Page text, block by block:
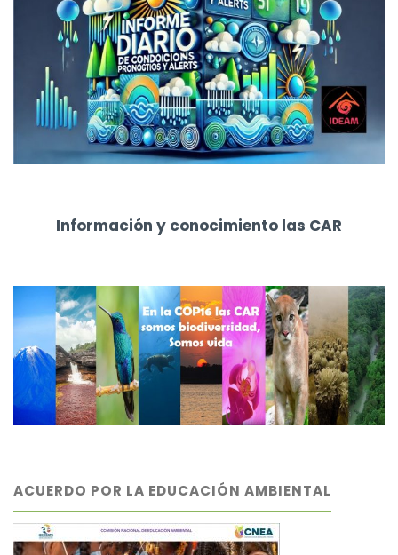
Información y conocimiento las CAR
ACUERDO POR LA EDUCACIÓN AMBIENTAL